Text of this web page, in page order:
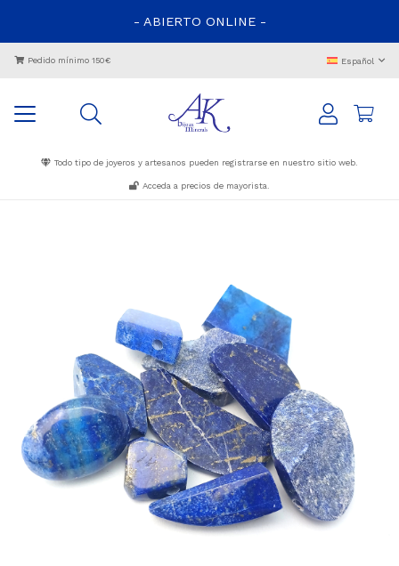
- ABIERTO ONLINE -
Pedido mínimo 150€ Español
Todo tipo de joyeros y artesanos pueden registrarse en nuestro sitio web.
Acceda a precios de mayorista.